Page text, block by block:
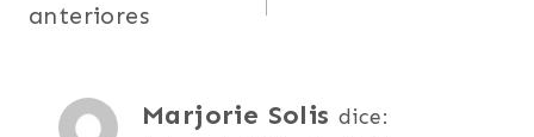
de
comentarios
anteriores
Marjorie Solis dice: